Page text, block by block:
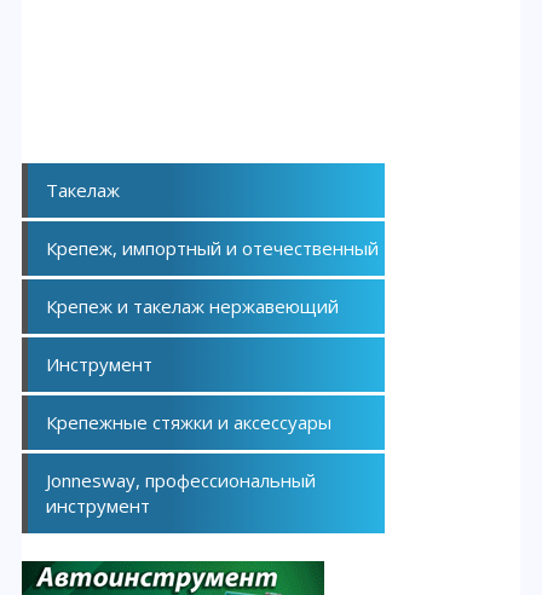
Такелаж
Крепеж, импортный и отечественный
Крепеж и такелаж нержавеющий
Инструмент
Крепежные стяжки и аксессуары
Jonnesway, профессиональный
инструмент